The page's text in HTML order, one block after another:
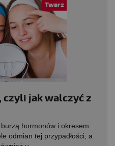
Twarz
jak walczyć z
hormonów i okresem
odmian tej przypadłości, a